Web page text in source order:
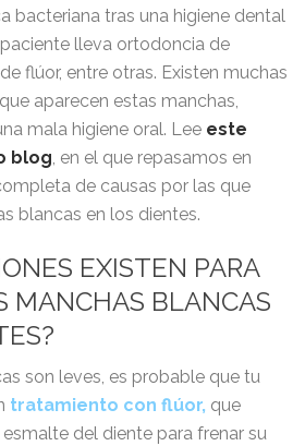
bacteriana tras una higiene dental
lleva ortodoncia de
flúor, entre otras. Existen muchas
aparecen estas manchas,
mala higiene oral. Lee este
blog, en el que repasamos en
de causas por las que
blancas en los dientes.
EXISTEN PARA
MANCHAS BLANCAS
son leves, es probable que tu
tratamiento con flúor, que
del diente para frenar su